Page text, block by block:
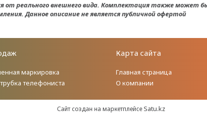
от реального внешнего вида. Комплектация также может
Данное описание не является публичной офертой
маркировка
телефониста
Карта сайта
Главная страница
О компании
Сайт создан на маркетплейсеSatu.kz